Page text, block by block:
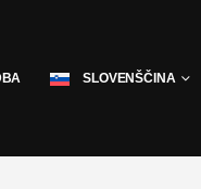
SLOVENŠČINA